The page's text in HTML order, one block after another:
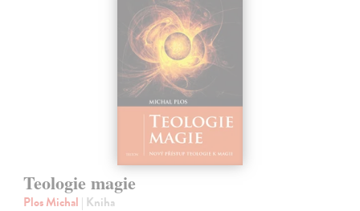
Teologie magie
Plos Michal | Kniha